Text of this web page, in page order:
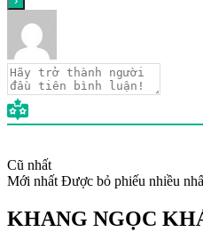
Cũ nhất
Mới nhất Được bỏ phiếu nhiều
KHANG NGỌC